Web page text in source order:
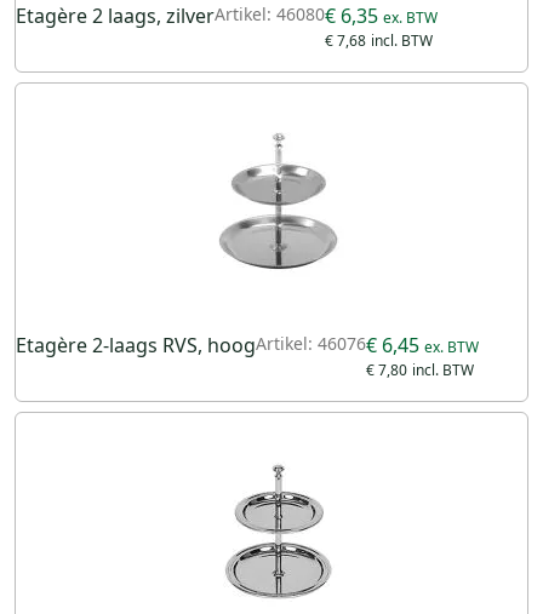
Etagère 2 laags, zilverArtikel: 46080
€ 7,68
€ 6,35
Etagère 2-laags RVS, hoogArtikel: 46076
€ 7,80
€ 6,45